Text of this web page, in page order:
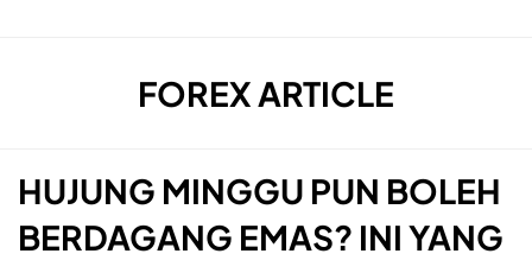
CATEGORY
:
FOREX ARTICLE
HUJUNG MINGGU PUN BOLEH
BERDAGANG EMAS? INI YANG